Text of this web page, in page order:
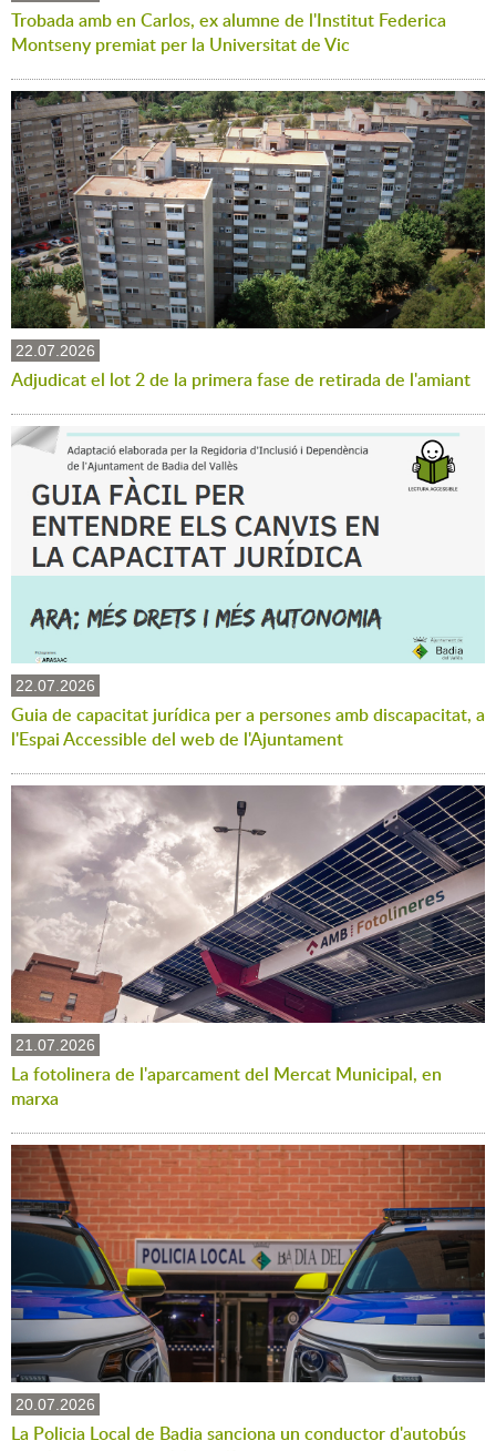
Trobada amb en Carlos, ex alumne de l'Institut Federica
Montseny premiat per la Universitat de Vic
22.07.2026
Adjudicat el lot 2 de la primera fase de retirada de l'amiant
22.07.2026
Guia de capacitat jurídica per a persones amb discapacitat, a
l'Espai Accessible del web de l'Ajuntament
21.07.2026
La fotolinera de l'aparcament del Mercat Municipal, en
marxa
20.07.2026
La Policia Local de Badia sanciona un conductor d'autobús